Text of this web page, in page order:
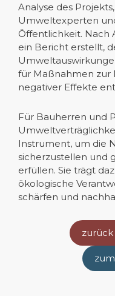
Analyse des
Umweltexperten
Öffentlichkeit. Nach
ein Bericht erstellt,
für Maßnahmen zur
negativer Effekte
Für Bauherren und
Instrument, um die
sicherzustellen und
erfüllen. Sie trägt
ökologische
schärfen und